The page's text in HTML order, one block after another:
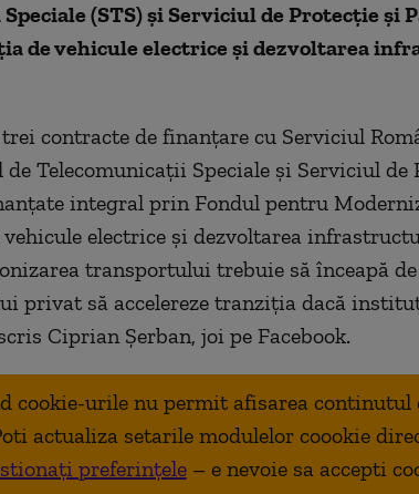
(STS) și Serviciul de Protecţie şi
de vehicule electrice și dezvoltarea
contracte de finanţare cu Serviciul
Telecomunicaţii Speciale şi Serviciul de
integral prin Fondul pentru
electrice şi dezvoltarea
transportului trebuie să înceapă
privat să accelereze tranziţia dacă
Ciprian Șerban, joi pe Facebook.
cookie-urile nu permit afisarea continutul
actualiza setarile modulelor coookie
preferințele – e nevoie sa accepti